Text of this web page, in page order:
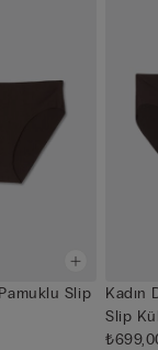
Slip
Kadın
Slip